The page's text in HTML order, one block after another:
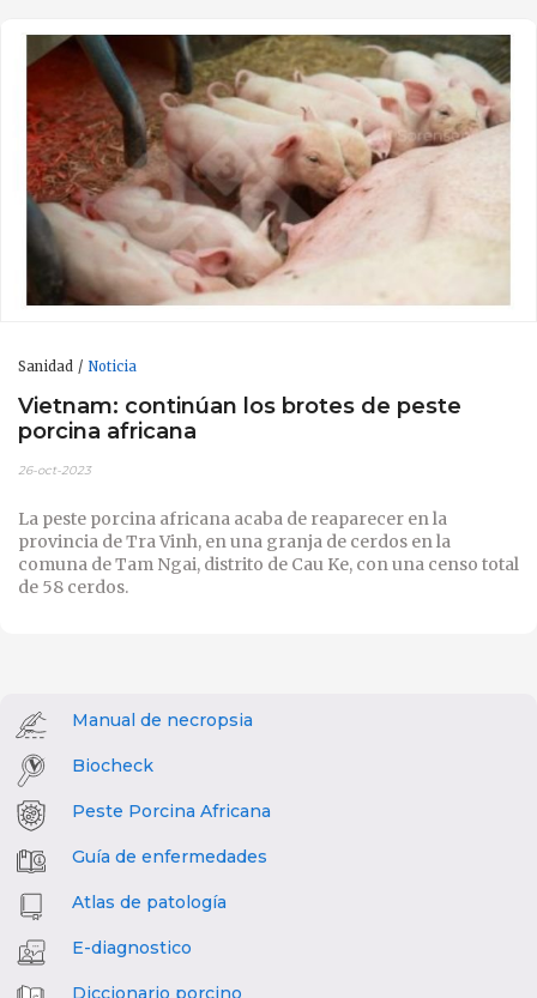
Sanidad Noticia
Vietnam: continúan los brotes de peste
porcina africana
26-oct-2023
La peste porcina africana acaba de reaparecer en la
provincia de Tra Vinh, en una granja de cerdos en la
comuna de Tam Ngai, distrito de Cau Ke, con una censo total
de 58 cerdos.
Manual de necropsia
Biocheck
Peste Porcina Africana
Guía de enfermedades
Atlas de patología
E-diagnostico